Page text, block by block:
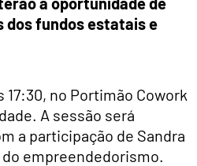
dos fundos estatais e
no Portimão Cowork
A sessão será
a participação de Sandra
empreendedorismo.